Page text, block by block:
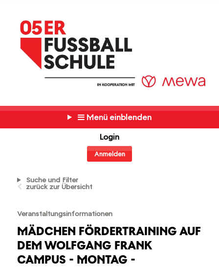
Menü einblenden
Login
Anmelden
Suche und Filter
zurück zur Übersicht
Veranstaltungsinformationen
MÄDCHEN FÖRDERTRAINING AUF
DEM WOLFGANG FRANK
CAMPUS - MONTAG -